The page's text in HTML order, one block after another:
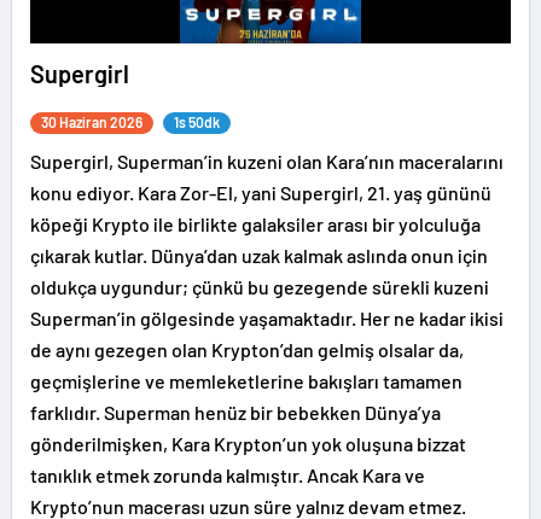
Supergirl
30 Haziran 2026 1s 50dk
Supergirl, Superman’in kuzeni olan Kara’nın maceralarını
konu ediyor. Kara Zor-El, yani Supergirl, 21. yaş gününü
köpeği Krypto ile birlikte galaksiler arası bir yolculuğa
çıkarak kutlar. Dünya’dan uzak kalmak aslında onun için
oldukça uygundur; çünkü bu gezegende sürekli kuzeni
Superman’in gölgesinde yaşamaktadır. Her ne kadar ikisi
de aynı gezegen olan Krypton’dan gelmiş olsalar da,
geçmişlerine ve memleketlerine bakışları tamamen
farklıdır. Superman henüz bir bebekken Dünya’ya
gönderilmişken, Kara Krypton’un yok oluşuna bizzat
tanıklık etmek zorunda kalmıştır. Ancak Kara ve
Krypto’nun macerası uzun süre yalnız devam etmez.